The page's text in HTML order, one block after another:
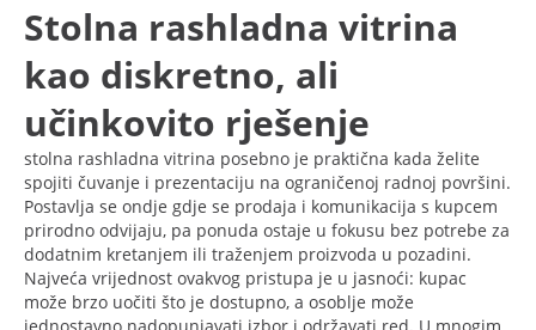
Stolna rashladna vitrina
kao diskretno, ali
učinkovito rješenje
stolna rashladna vitrina posebno je praktična kada želite
spojiti čuvanje i prezentaciju na ograničenoj radnoj površini.
Postavlja se ondje gdje se prodaja i komunikacija s kupcem
prirodno odvijaju, pa ponuda ostaje u fokusu bez potrebe za
dodatnim kretanjem ili traženjem proizvoda u pozadini.
Najveća vrijednost ovakvog pristupa je u jasnoći: kupac
može brzo uočiti što je dostupno, a osoblje može